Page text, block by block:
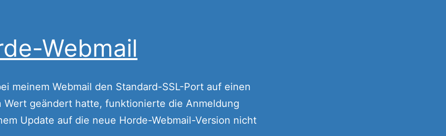
Webmail
meinem Webmail den Standard-SSL-Port auf einen
Wert geändert hatte, funktionierte die Anmeldung
Update auf die neue Horde-Webmail-Version nicht